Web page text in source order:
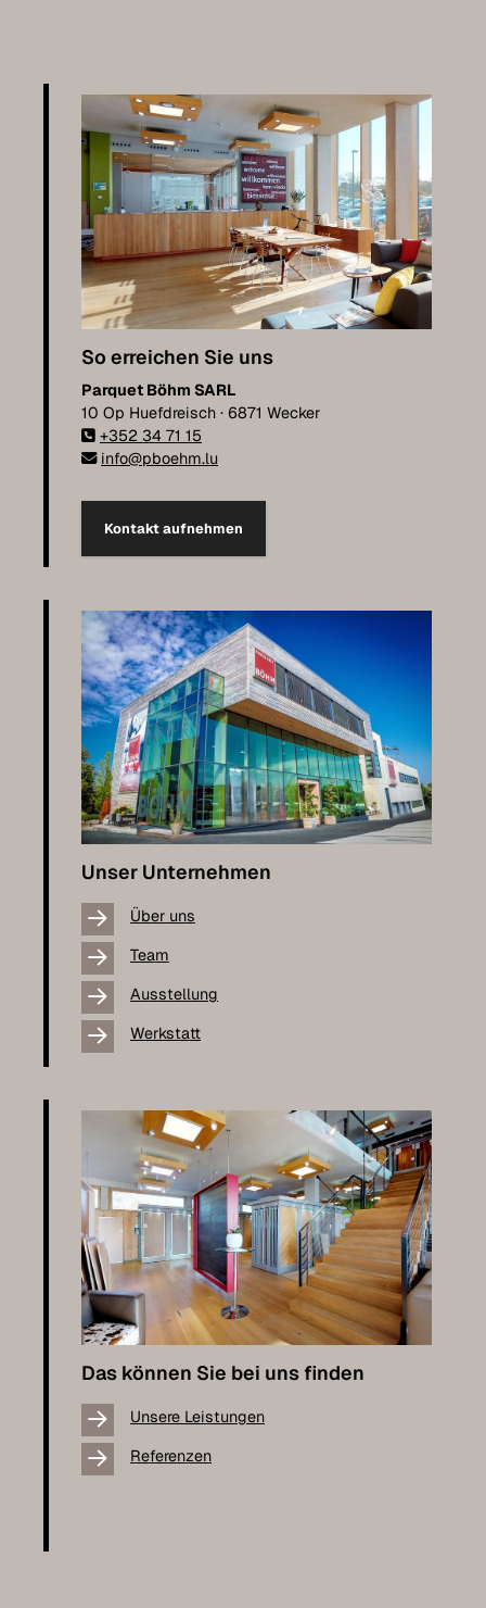
So erreichen Sie uns
Parquet Böhm SARL
10 Op Huefdreisch · 6871 Wecker
+352 34 71 15
info@pboehm.lu
Kontakt aufnehmen
Unser Unternehmen
Über uns
Team
Ausstellung
Werkstatt
Das können Sie bei uns finden
Unsere Leistungen
Referenzen